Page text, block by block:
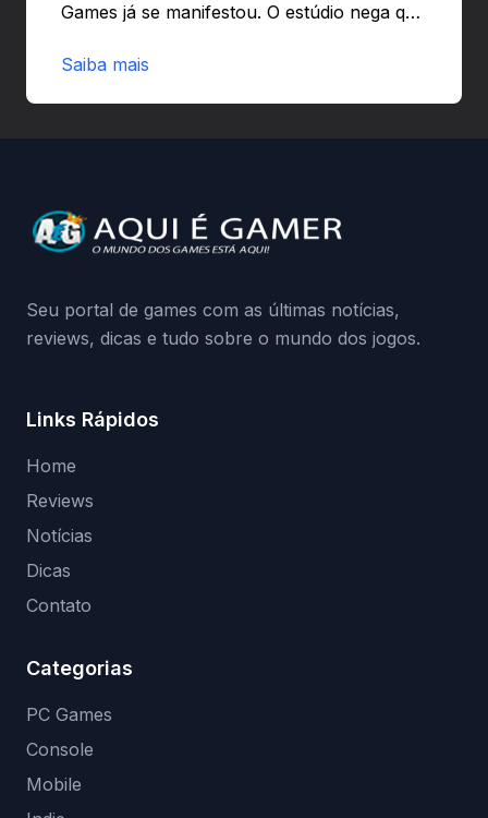
Games já se manifestou. O estúdio nega que
preload e avisa que quem usar versões não
da Playground: negação do preload,
medidas contra acessos não autorizados
Saiba mais
Seu portal de games com as últimas notícias,
reviews, dicas e tudo sobre o mundo dos jogos.
Links Rápidos
Home
Reviews
Notícias
Dicas
Contato
Categorias
PC Games
Console
Mobile